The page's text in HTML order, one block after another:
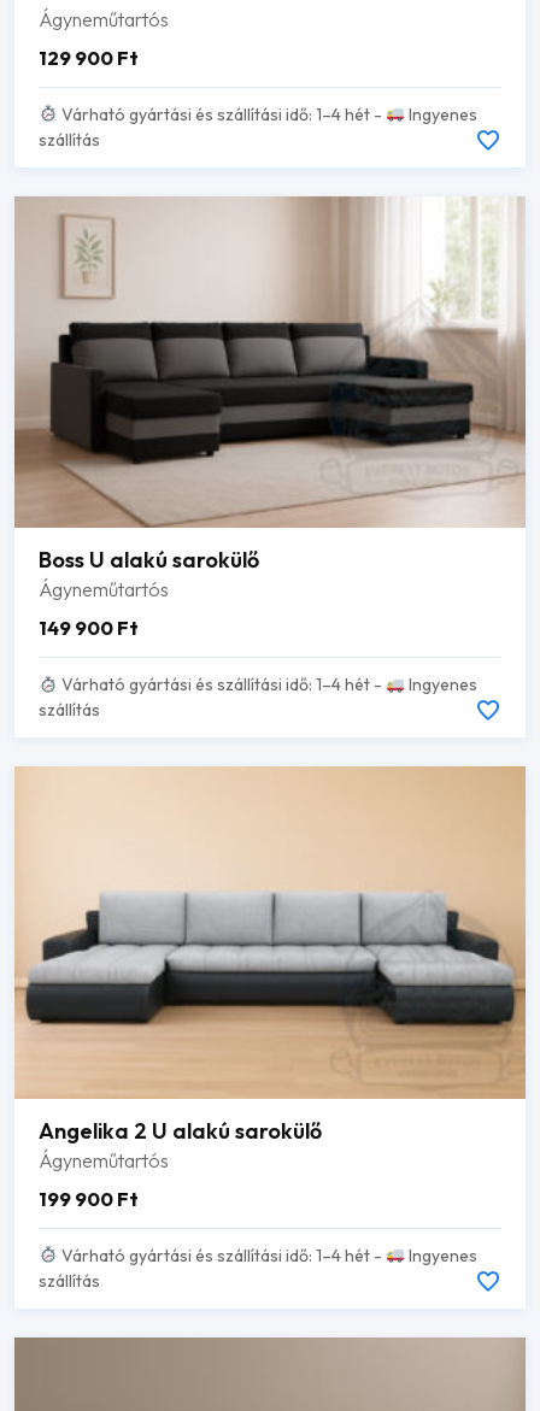
Ágyneműtartós
129 900 Ft
Várható gyártási és szállítási idő: 1–4 hét -
Ingyenes
szállítás
Boss U alakú sarokülő
Ágyneműtartós
149 900 Ft
Várható gyártási és szállítási idő: 1–4 hét -
Ingyenes
szállítás
Angelika 2 U alakú sarokülő
Ágyneműtartós
199 900 Ft
Várható gyártási és szállítási idő: 1–4 hét -
Ingyenes
szállítás